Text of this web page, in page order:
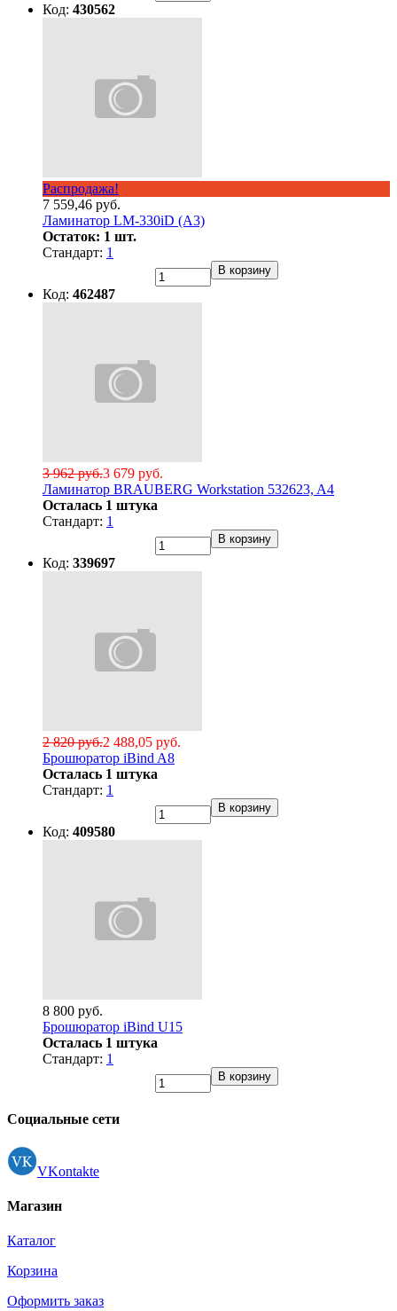
Код: 430562
Распродажа!
7 559,46 руб.
Ламинатор LM-330iD (А3)
Остаток: 1 шт.
Стандарт: 1
В корзину
Код: 462487
3 679 руб.
3 962 руб.
Ламинатор BRAUBERG Workstation 532623, A4
Осталась 1 штука
Стандарт: 1
В корзину
Код: 339697
2 488,05 руб.
2 820 руб.
Брошюратор iBind A8
Осталась 1 штука
Стандарт: 1
В корзину
Код: 409580
8 800 руб.
Брошюратор iBind U15
Осталась 1 штука
Стандарт: 1
В корзину
Социальные сети
VKontakte
Магазин
Каталог
Корзина
Оформить заказ